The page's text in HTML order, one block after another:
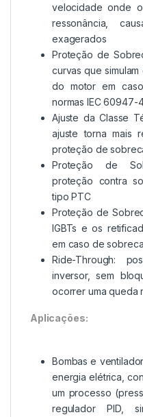
velocidade onde
ressonância,
exagerados
Proteção de
curvas que
do motor em
normas IEC 60947-
Ajuste da Classe
ajuste torna mais
proteção de
Proteção de
proteção contra
tipo PTC
Proteção de
IGBTs e os
em caso de
Ride-Through:
inversor, sem
ocorrer uma queda
Aplicações:
Bombas e
energia elétrica,
um processo
regulador PID,